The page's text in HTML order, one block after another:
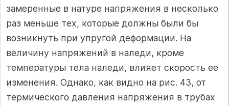
замеренные в натуре напряжения в несколько
раз меньше тех, которые должны были бы
возникнуть при упругой деформации. На
величину напряжений в наледи, кроме
температуры тела наледи, влияет скорость ее
изменения. Однако, как видно на рис. 43, от
термического давления напряжения в трубах